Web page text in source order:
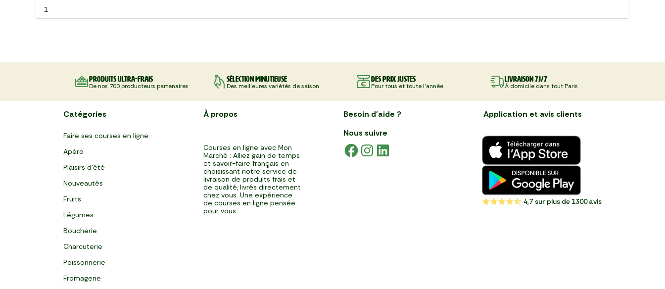
1
Produits ultra-frais
De nos 700 producteurs partenaires
Sélection minutieuse
Des meilleures variétés de saison
Des prix justes
Pour tous et toute l'année
Livraison 7J/7
À domicile dans tout Paris
Catégories
Faire ses courses en ligne
Apéro
Plaisirs d'été
Nouveautés
Fruits
Légumes
Boucherie
Charcuterie
Poissonnerie
Fromagerie
À propos
Courses en ligne avec Mon
Marché : Alliez gain de temps
et savoir-faire français en
choisissant notre service de
livraison de produits frais et
de qualité, livrés directement
chez vous. Une expérience
de courses en ligne pensée
pour vous.
Besoin d'aide ?
Nous suivre
Application et avis clients
4,7 sur plus de 1300 avis